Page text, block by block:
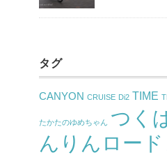
タグ
CANYON CRUISE Di2 TIME
たかたのゆめちゃん つく
んりんロード